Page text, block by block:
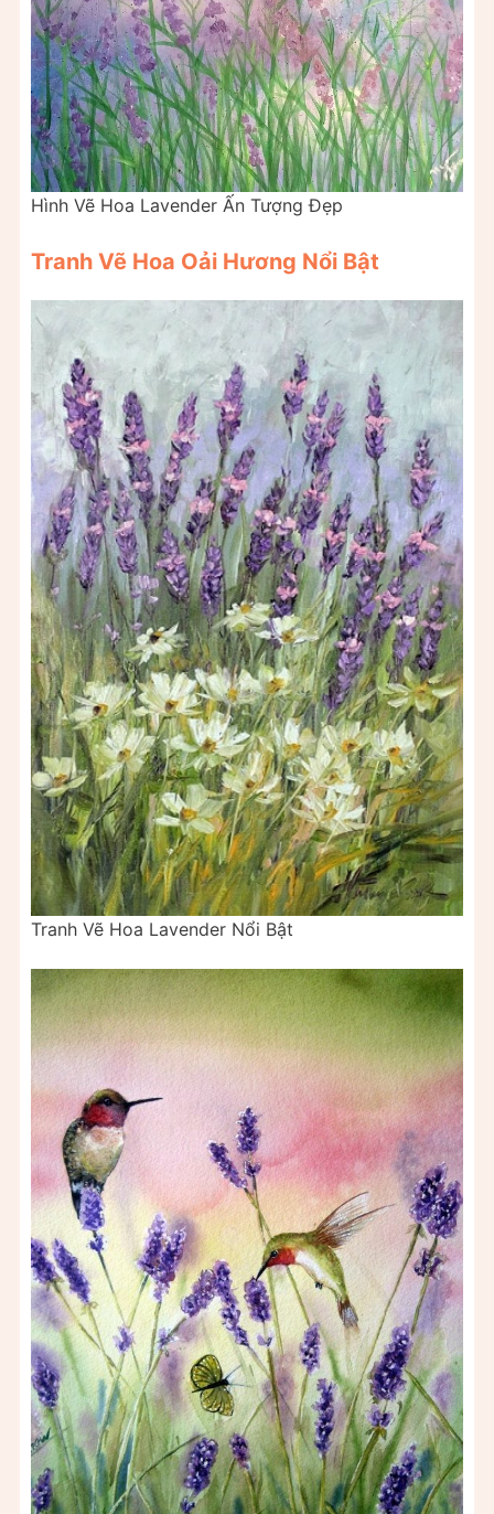
Hình Vẽ Hoa Lavender Ấn Tượng Đẹp
Tranh Vẽ Hoa Oải Hương Nổi Bật
Tranh Vẽ Hoa Lavender Nổi Bật